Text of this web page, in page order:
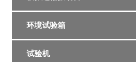
环境试验箱
试验机